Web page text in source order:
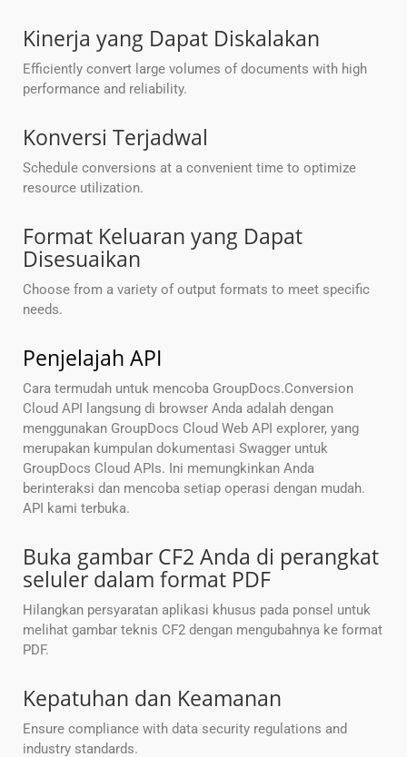
Kinerja yang Dapat Diskalakan
Efficiently convert large volumes of documents with high
performance and reliability.
Konversi Terjadwal
Schedule conversions at a convenient time to optimize
resource utilization.
Format Keluaran yang Dapat
Disesuaikan
Choose from a variety of output formats to meet specific
needs.
Penjelajah API
Cara termudah untuk mencoba GroupDocs.Conversion
Cloud API langsung di browser Anda adalah dengan
menggunakan GroupDocs Cloud Web API explorer, yang
merupakan kumpulan dokumentasi Swagger untuk
GroupDocs Cloud APIs. Ini memungkinkan Anda
berinteraksi dan mencoba setiap operasi dengan mudah.
API kami terbuka.
Buka gambar CF2 Anda di perangkat
seluler dalam format PDF
Hilangkan persyaratan aplikasi khusus pada ponsel untuk
melihat gambar teknis CF2 dengan mengubahnya ke format
PDF.
Kepatuhan dan Keamanan
Ensure compliance with data security regulations and
industry standards.